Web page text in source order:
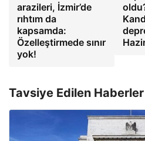
arazileri, İzmir’de
rıhtım da
kapsamda:
Özelleştirmede sınır
yok!
Tavsiye Edilen Haberler